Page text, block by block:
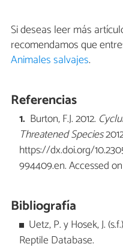
Si deseas leer más
recomendamos que
Animales salvajes.
Referencias
Burton, F.J. 2012.
Threatened Species
https://dx.doi.org/
994409.en. Accessed
Bibliografía
Uetz, P. y Hosek, J.
Reptile Database.